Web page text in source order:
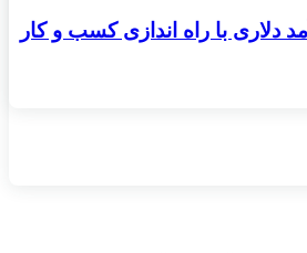
دلاری با راه اندازی کسب و کار